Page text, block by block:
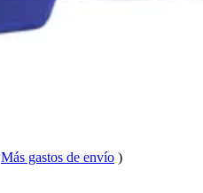
Más gastos de envío )